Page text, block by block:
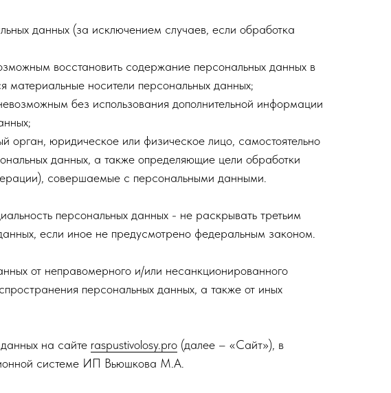
данных (за исключением случаев, если обработка
восстановить содержание персональных данных в
материальные носители персональных данных;
без использования дополнительной информации
орган, юридическое или физическое лицо, самостоятельно
данных, а также определяющие цели обработки
совершаемые с персональными данными.
персональных данных - не раскрывать третьим
если иное не предусмотрено федеральным законом.
от неправомерного и/или несанкционированного
персональных данных, а также от иных
на сайте raspustivolosy.pro (далее – «Сайт»), в
системе ИП Вьюшкова М.А.